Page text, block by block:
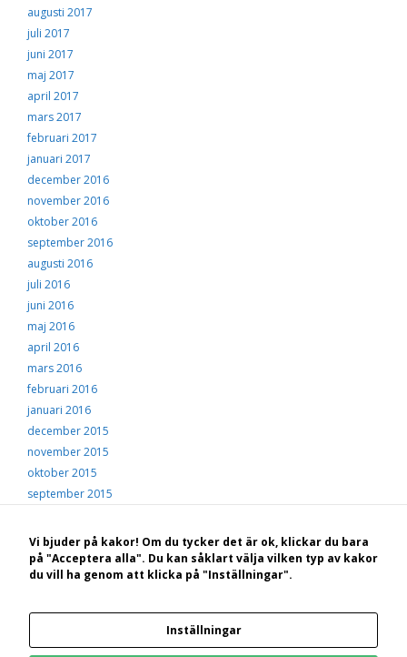
augusti 2017
juli 2017
juni 2017
maj 2017
april 2017
mars 2017
februari 2017
januari 2017
december 2016
november 2016
oktober 2016
september 2016
augusti 2016
juli 2016
juni 2016
maj 2016
april 2016
mars 2016
februari 2016
januari 2016
december 2015
november 2015
oktober 2015
september 2015
juli 2015
juni 2015
maj 2015
© 2026 Hälsingekusten• Byggt med
Bakom Hälsingekusten.se står: STF Hotell, konferens och vandrarhem Hudiksvall
Vi bjuder på kakor! Om du tycker det är ok, klickar du bara
på "Acceptera alla". Du kan såklart välja vilken typ av kakor
du vill ha genom att klicka på "Inställningar".
Inställningar